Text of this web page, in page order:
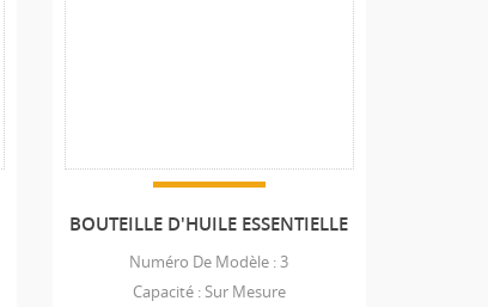
BOUTEILLE D'HUILE ESSENTIELLE
Numéro De Modèle : 3
Capacité : Sur Mesure